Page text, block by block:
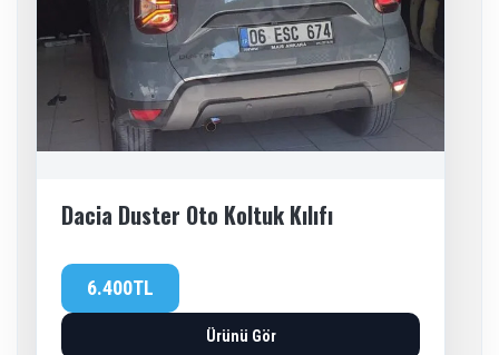
Dacia Duster Oto Koltuk Kılıfı
6.400TL
Ürünü Gör